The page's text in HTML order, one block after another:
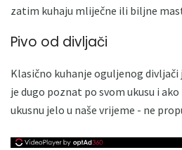
zatim kuhaju mliječne ili biljne
Pivo od divljači
Klasično kuhanje oguljenog
je dugo poznat po svom ukusu i
ukusnu jelo u naše vrijeme - ne